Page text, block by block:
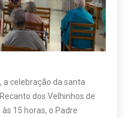
a celebração da santa
dos Velhinhos de
15 horas, o Padre